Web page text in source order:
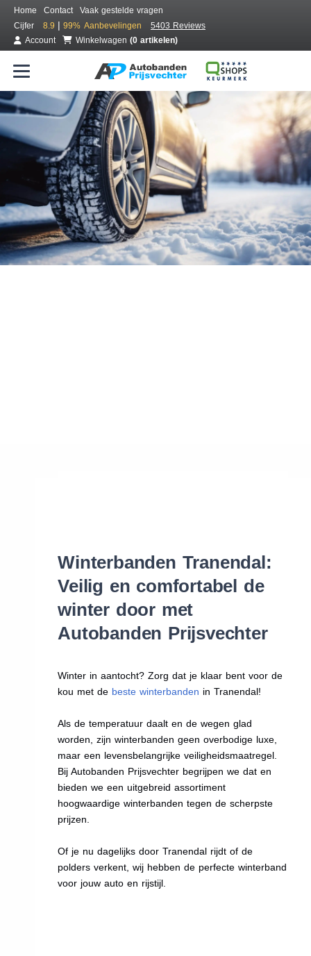
Home Contact
Vaak gestelde vragen
Cijfer
8.9 | 99% Aanbevelingen
5403 Reviews
Account
Winkelwagen (0 artikelen)
Bestel voordelig winterbanden
Gratis bezorgd of montage bij jou in de buurt
Seizoen:
Merken:
Winterbanden Tranendal:
Veilig en comfortabel de
winter door met
Autobanden Prijsvechter
Winter in aantocht? Zorg dat je klaar bent voor de
kou met de beste winterbanden in Tranendal!
Als de temperatuur daalt en de wegen glad
worden, zijn winterbanden geen overbodige luxe,
maar een levensbelangrijke veiligheidsmaatregel.
Bij Autobanden Prijsvechter begrijpen we dat en
bieden we een uitgebreid assortiment
hoogwaardige winterbanden tegen de scherpste
prijzen.
Of je nu dagelijks door Tranendal rijdt of de
polders verkent, wij hebben de perfecte winterband
voor jouw auto en rijstijl.